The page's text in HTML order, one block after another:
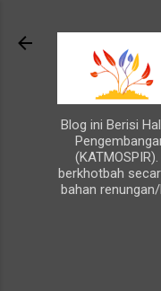
Blog ini Berisi
berkhotbah
bahan